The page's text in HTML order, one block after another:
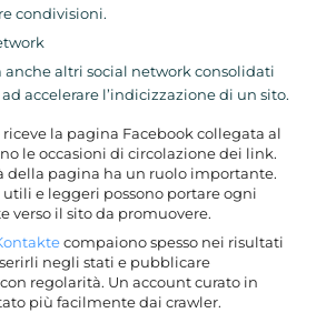
condivisioni.
anche altri social network consolidati
accelerare l’indicizzazione di un sito.
la pagina Facebook collegata al
le occasioni di circolazione dei link.
della pagina ha un ruolo importante.
e leggeri possono portare ogni
verso il sito da promuovere.
compaiono spesso nei risultati
negli stati e pubblicare
regolarità. Un account curato in
più facilmente dai crawler.